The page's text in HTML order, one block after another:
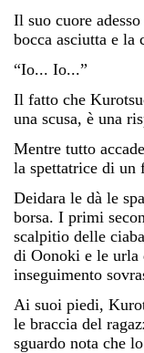
Il suo cuore
bocca asciutta e la
“Io... Io...”
Il fatto che
una scusa, è una
Mentre tutto
la spettatrice di un
Deidara le dà le
borsa. I primi
scalpitio delle
di Oonoki e le urla
inseguimento
Ai suoi piedi,
le braccia del
sguardo nota che